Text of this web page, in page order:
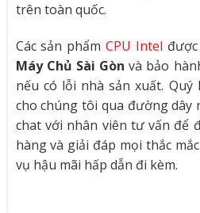
trên toàn quốc.
Các sản phẩmCPU Intel
Máy Chủ Sài Gòn và bảo
nếu có lỗi nhà sản xuất. Quý
cho chúng tôi qua đường dây
chat với nhân viên tư vấn để
hàng và giải đáp mọi thắc
vụ hậu mãi hấp dẫn đi kèm.